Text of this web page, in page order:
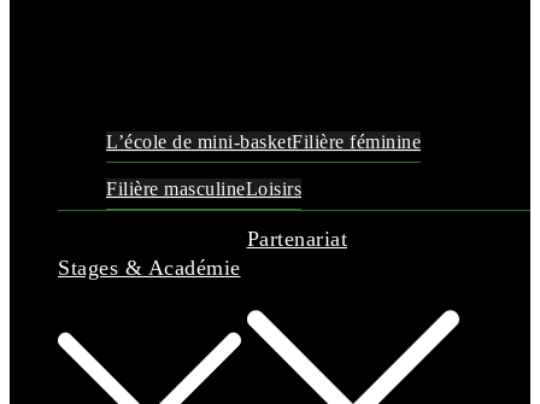
L’école de mini-basketFilière féminine
Filière masculineLoisirs
Stages & Académie
Partenariat